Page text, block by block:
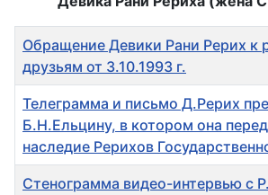
Заголовок
Обращение Девики Рани Рерих к
друзьям от 3.10.1993 г.
Телеграмма и письмо Д.Рерих
Б.Н.Ельцину, в котором она
наследие Рерихов
Стенограмма видео-интервью с